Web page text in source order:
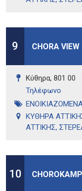
9 CHORA
Κύθηρα, 801 00
Τηλέφωνo
ΚΥΘΗΡΑ
ΑΤΤΙΚΗΣ,
10